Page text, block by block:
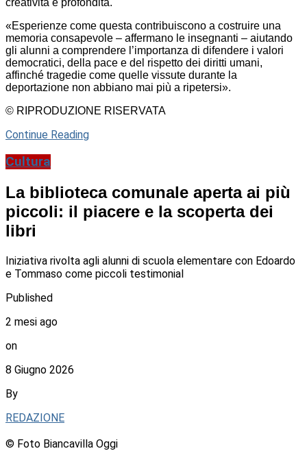
creatività e profondità.
«Esperienze come questa contribuiscono a costruire una
memoria consapevole – affermano le insegnanti – aiutando
gli alunni a comprendere l’importanza di difendere i valori
democratici, della pace e del rispetto dei diritti umani,
affinché tragedie come quelle vissute durante la
deportazione non abbiano mai più a ripetersi».
© RIPRODUZIONE RISERVATA
Continue Reading
Cultura
La biblioteca comunale aperta ai più
piccoli: il piacere e la scoperta dei
libri
Iniziativa rivolta agli alunni di scuola elementare con Edoardo
e Tommaso come piccoli testimonial
Published
2 mesi ago
on
8 Giugno 2026
By
REDAZIONE
© Foto Biancavilla Oggi